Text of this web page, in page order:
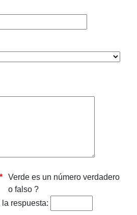
*
Verde es un número verdadero
o falso ?
la respuesta: